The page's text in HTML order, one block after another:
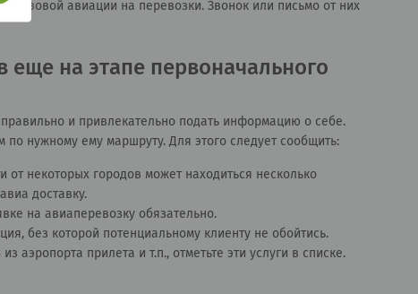
авиации на перевозки. Звонок или письмо от них
еще на этапе первоначального
и привлекательно подать информацию о себе.
нужному ему маршруту. Для этого следует сообщить:
некоторых городов может находиться несколько
доставку.
на авиаперевозку обязательно.
без которой потенциальному клиенту не обойтись.
прилета и т.п., отметьте эти услуги в списке.